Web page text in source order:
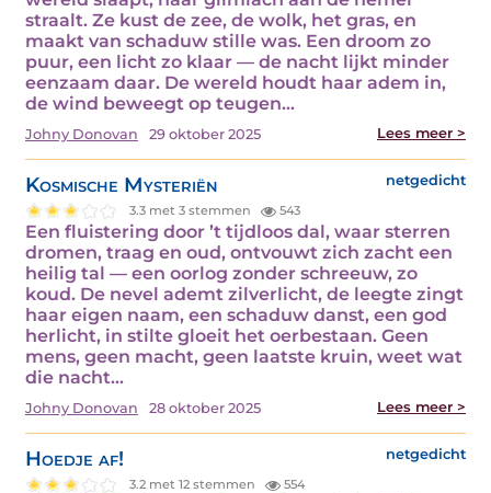
straalt. Ze kust de zee, de wolk, het gras, en
maakt van schaduw stille was. Een droom zo
puur, een licht zo klaar — de nacht lijkt minder
eenzaam daar. De wereld houdt haar adem in,
de wind beweegt op teugen…
Johny Donovan 29 oktober 2025 Lees meer >
Kosmische Mysteriën netgedicht
3.3 met 3 stemmen 543
Een fluistering door ’t tijdloos dal, waar sterren
dromen, traag en oud, ontvouwt zich zacht een
heilig tal — een oorlog zonder schreeuw, zo
koud. De nevel ademt zilverlicht, de leegte zingt
haar eigen naam, een schaduw danst, een god
herlicht, in stilte gloeit het oerbestaan. Geen
mens, geen macht, geen laatste kruin, weet wat
die nacht…
Johny Donovan 28 oktober 2025 Lees meer >
Hoedje af! netgedicht
3.2 met 12 stemmen 554